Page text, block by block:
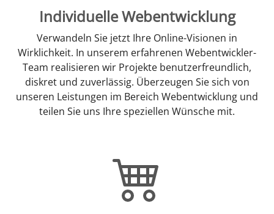
Individuelle Webentwicklung
Verwandeln Sie jetzt Ihre Online-Visionen in
Wirklichkeit. In unserem erfahrenen Webentwickler-
Team realisieren wir Projekte benutzerfreundlich,
diskret und zuverlässig. Überzeugen Sie sich von
unseren Leistungen im Bereich Webentwicklung und
teilen Sie uns Ihre speziellen Wünsche mit.